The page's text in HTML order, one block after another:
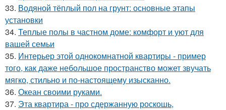
33. Водяной тёплый пол на грунт: основные этапы
установки
34. Теплые полы в частном доме: комфорт и уют для
вашей семьи
35. Интерьер этой однокомнатной квартиры - пример
того, как даже небольшое пространство может звучать
мягко, стильно и по-настоящему изысканно.
36. Океан своими руками.
37. Эта квартира - про сдержанную роскошь,